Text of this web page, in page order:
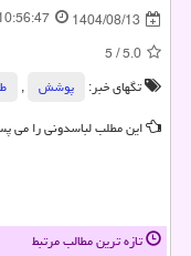
1404/08/13
5.0
/
5
تگهای خبر:
پوشش ,
این مطلب لباسدونی را می
تازه ترین مطالب مرتبط